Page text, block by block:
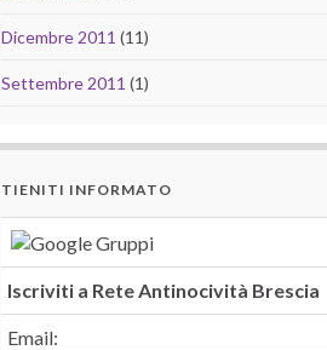
Dicembre 2011 (11)
Settembre 2011 (1)
TIENITI INFORMATO
Iscriviti a Rete Antinocività Brescia
Email: